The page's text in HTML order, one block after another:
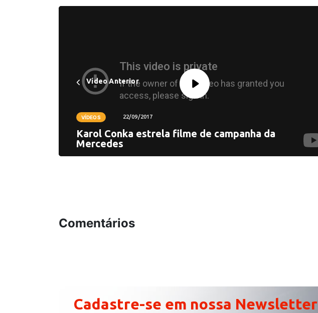
Vídeo Anterior
VÍDEOS 22/09/2017
Karol Conka estrela filme de campanha da
Mercedes
Comentários
Cadastre-se em nossa Newsletter